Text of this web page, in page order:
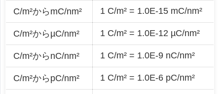
C/m²からmC/nm² 1 C/m² = 1.0E-15 mC/nm²
C/m²からµC/nm² 1 C/m² = 1.0E-12 µC/nm²
C/m²からnC/nm² 1 C/m² = 1.0E-9 nC/nm²
C/m²からpC/nm² 1 C/m² = 1.0E-6 pC/nm²